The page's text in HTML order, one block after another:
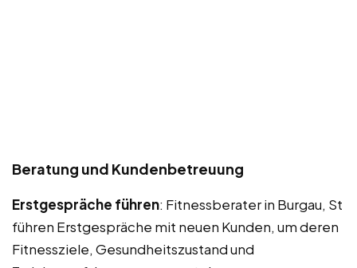
Beratung und Kundenbetreuung
Erstgespräche führen: Fitnessberater in Burgau, St
führen Erstgespräche mit neuen Kunden, um deren
Fitnessziele, Gesundheitszustand und